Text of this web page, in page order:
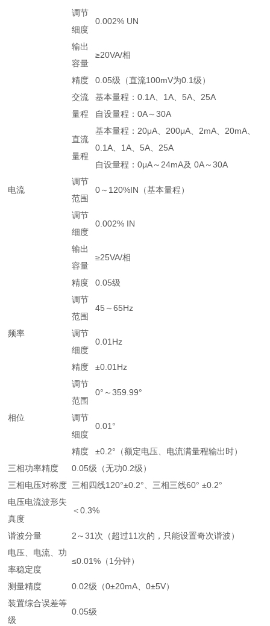
调节
细度
0.002% UN
输出
容量
≥20VA/相
精度 0.05级（直流100mV为0.1级）
电流
交流
量程
基本量程：0.1A、1A、5A、25A
自设量程：0A～30A
直流
量程
基本量程：20μA、200μA、2mA、20mA、
0.1A、1A、5A、25A
自设量程：0μA～24mA及 0A～30A
调节
范围
0～120%IN（基本量程）
调节
细度
0.002% IN
输出
容量
≥25VA/相
精度 0.05级
频率
调节
范围
45～65Hz
调节
细度
0.01Hz
精度 ±0.01Hz
相位
调节
范围
0°～359.99°
调节
细度
0.01°
精度
±0.2°（额定电压、电流满量程输出时）
三相功率精度
0.05级（无功0.2级）
三相电压对称度 三相四线120°±0.2°、三相三线60° ±0.2°
电压电流波形失
真度
＜0.3%
谐波分量
2～31次（超过11次的，只能设置奇次谐波）
电压、电流、功
率稳定度
≤0.01%（1分钟）
测量精度
0.02级（0±20mA、0±5V）
装置综合误差等
级
0.05级